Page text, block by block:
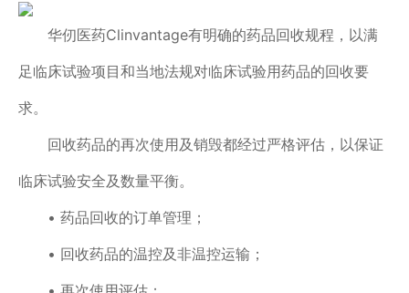
华仞医药Clinvantage有明确的药品回收规程，以满
足临床试验项目和当地法规对临床试验用药品的回收要
求。
回收药品的再次使用及销毁都经过严格评估，以保证
临床试验安全及数量平衡。
• 药品回收的订单管理；
• 回收药品的温控及非温控运输；